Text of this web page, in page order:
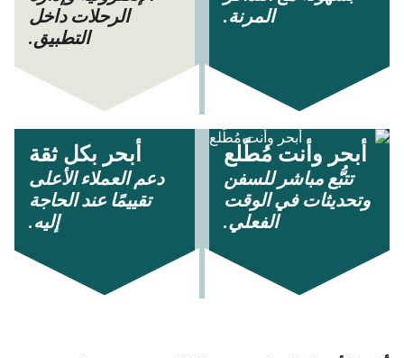
المرنة.
الرحلات داخل
التطبيق.
أبحر وأنت مُطّلع
تتبُّع مباشر للسفن
وتحديثات في الوقت
الفعلي.
أبحر بكل ثقة
دعم العملاء الأعلى
تقييمًا عند الحاجة
إليه.